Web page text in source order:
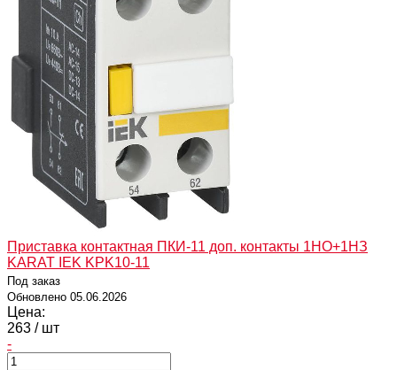
Приставка контактная ПКИ-11 доп. контакты 1НО+1НЗ
KARAT IEK KPK10-11
Под заказ
Обновлено 05.06.2026
Цена:
263 / шт
-